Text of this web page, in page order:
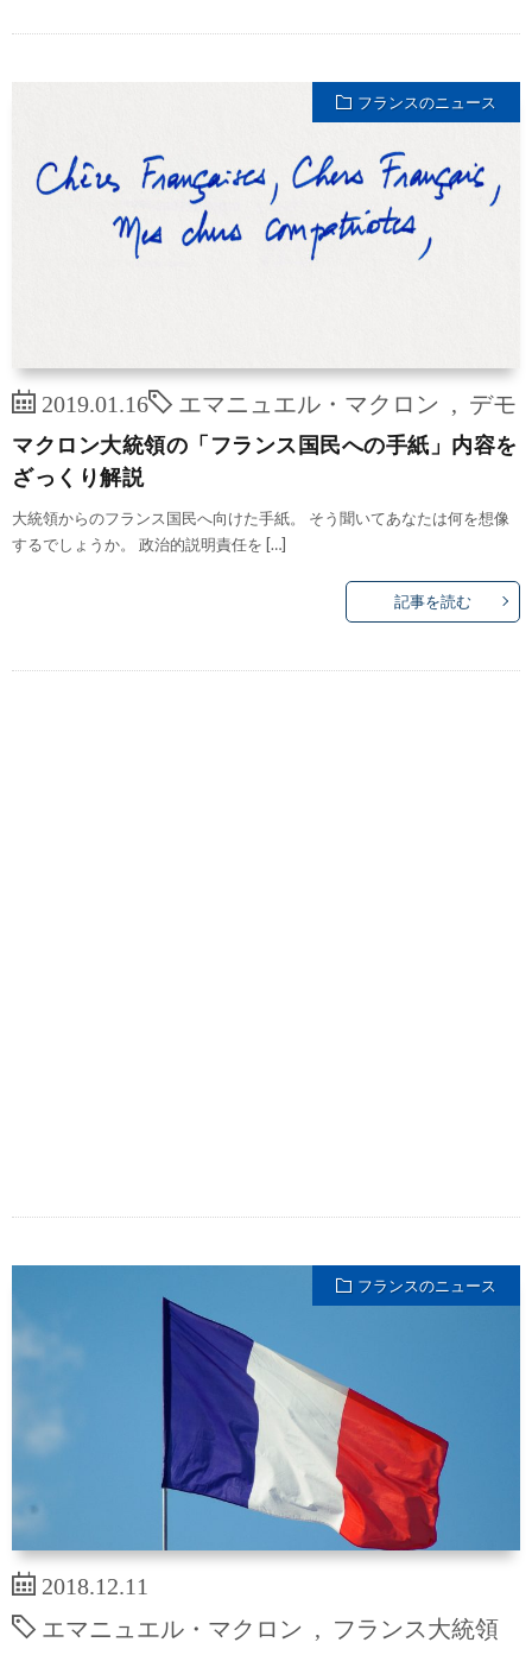
フランスのニュース
2019.01.16 エマニュエル・マクロン デモ
マクロン大統領の「フランス国民への手紙」内容を
ざっくり解説
大統領からのフランス国民へ向けた手紙。 そう聞いてあなたは何を想像
するでしょうか。 政治的説明責任を […]
記事を読む
フランスのニュース
2018.12.11
エマニュエル・マクロン
フランス大統領